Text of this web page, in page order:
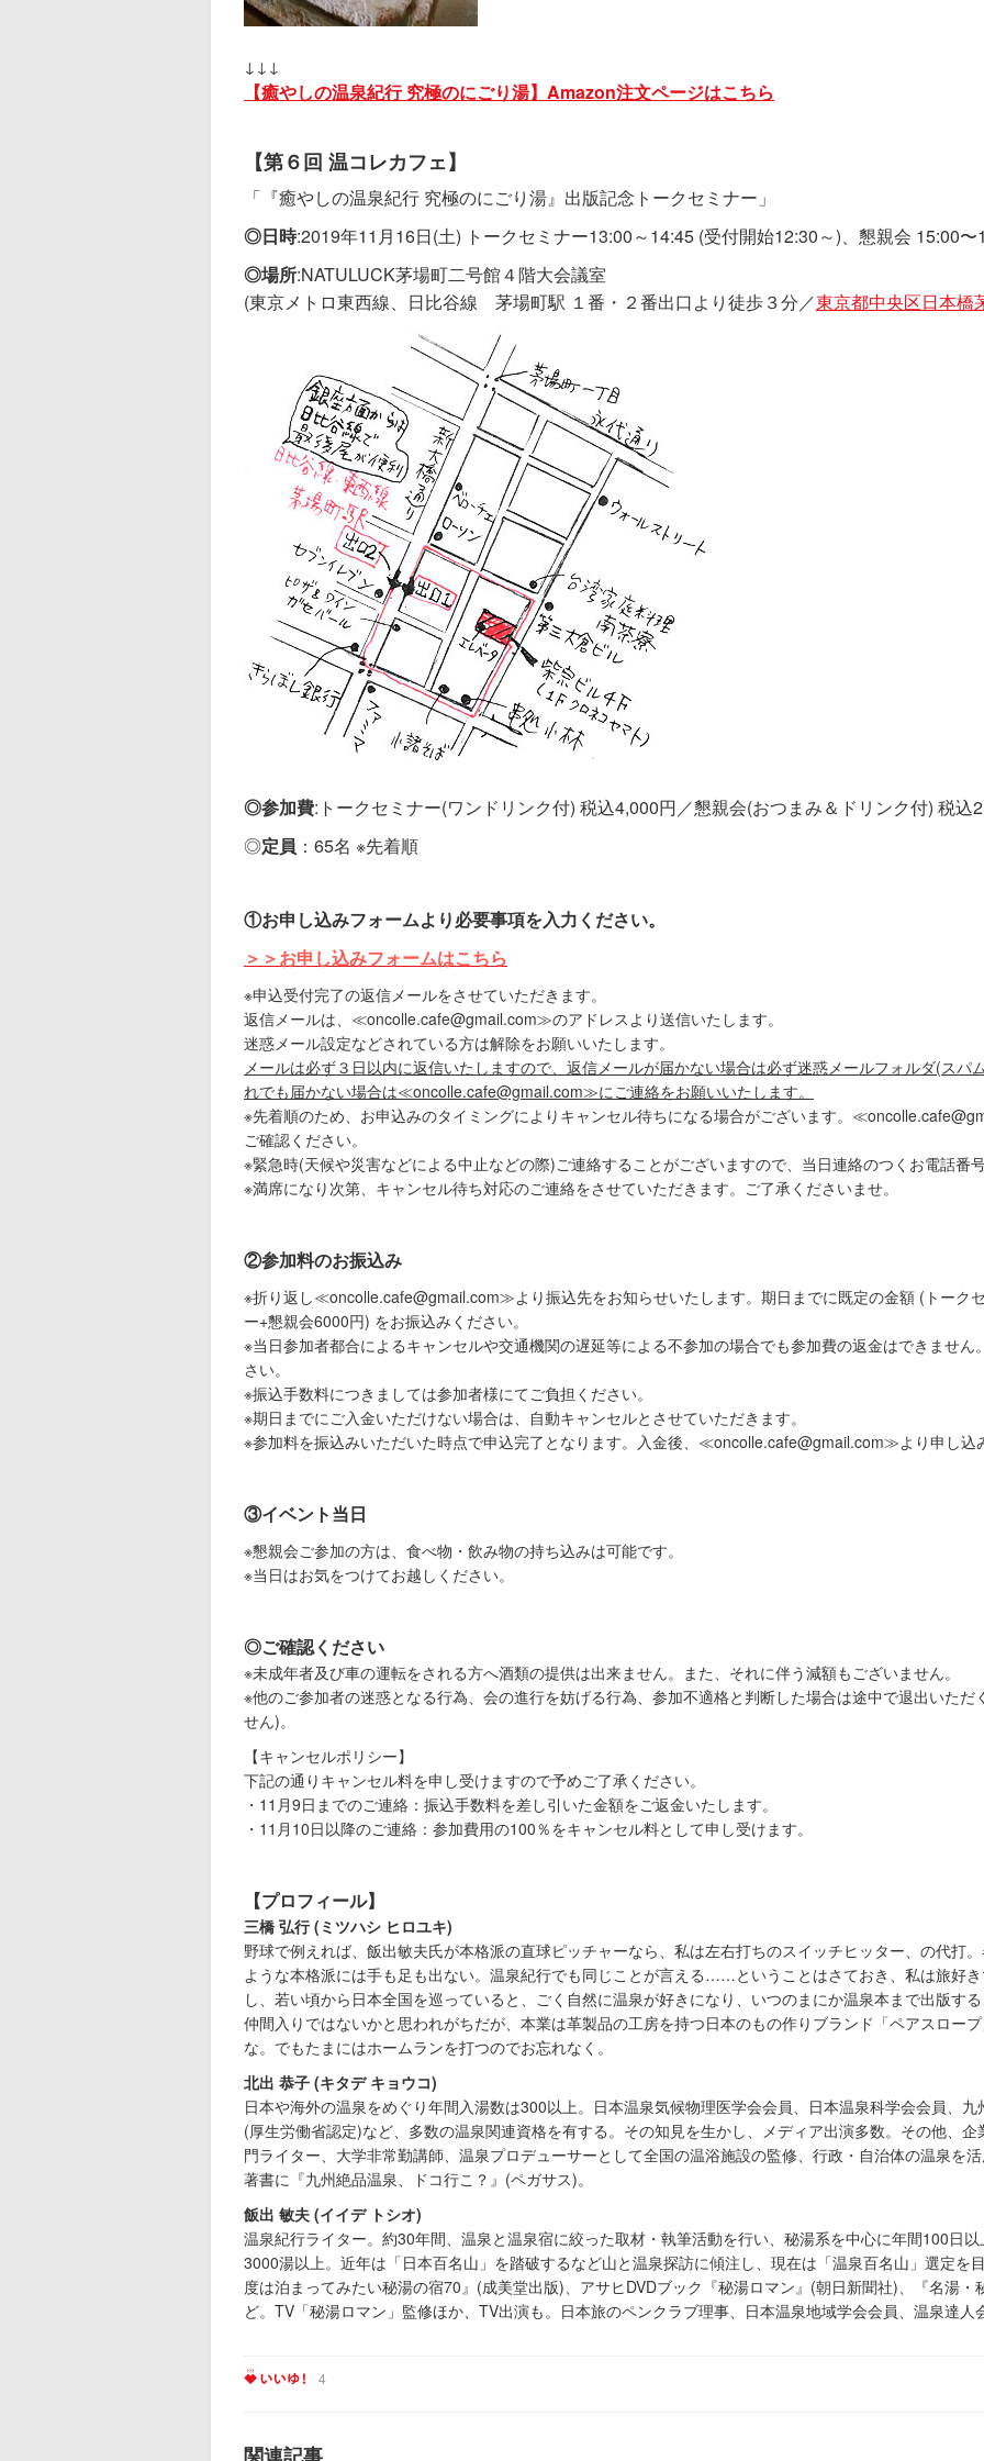
↓↓↓
【癒やしの温泉紀行 究極のにごり湯】Amazon注文ページはこちら
【第６回 温コレカフェ】
「『癒やしの温泉紀行 究極のにごり湯』出版記念トークセミナー」
◎日時:2019年11月16日(土) トークセミナー13:00～14:45 (受付開始12:30～)、懇親会 15:00〜
◎場所:NATULUCK茅場町二号館４階大会議室
(東京メトロ東西線、日比谷線 茅場町駅 １番・２番出口より徒歩３分／東京都中央区日本橋
◎参加費:トークセミナー(ワンドリンク付) 税込4,000円／懇親会(おつまみ＆ドリンク付) 税込
◎定員 ：65名 ※先着順
①お申し込みフォームより必要事項を入力ください。
＞＞お申し込みフォームはこちら
※申込受付完了の返信メールをさせていただきます。
返信メールは、≪oncolle.cafe@gmail.com≫のアドレスより送信いたします。
迷惑メール設定などされている方は解除をお願いいたします。
メールは必ず３日以内に返信いたしますので、返信メールが届かない場合は必ず迷惑メールフォルダ(スパ
れでも届かない場合は≪oncolle.cafe@gmail.com≫にご連絡をお願いいたします。
※先着順のため、お申込みのタイミングによりキャンセル待ちになる場合がございます。
ご確認ください。
※緊急時(天候や災害などによる中止などの際)ご連絡することがございますので、当日連絡のつくお電話番
※満席になり次第、キャンセル待ち対応のご連絡をさせていただきます。ご了承くださいませ。
②参加料のお振込み
※折り返し≪oncolle.cafe@gmail.com≫より振込先をお知らせいたします。期日までに既定の金額 (トーク
ー+懇親会6000円) をお振込みください。
※当日参加者都合によるキャンセルや交通機関の遅延等による不参加の場合でも参加費の返金はできませ
さい。
※振込手数料につきましては参加者様にてご負担ください。
※期日までにご入金いただけない場合は、自動キャンセルとさせていただきます。
※参加料を振込みいただいた時点で申込完了となります。入金後、≪oncolle.cafe@gmail.com≫より申し込
③イベント当日
※懇親会ご参加の方は、食べ物・飲み物の持ち込みは可能です。
※当日はお気をつけてお越しください。
◎ご確認ください
※未成年者及び車の運転をされる方へ酒類の提供は出来ません。また、それに伴う減額もございません。
※他のご参加者の迷惑となる行為、会の進行を妨げる行為、参加不適格と判断した場合は途中で退出いた
せん)。
【キャンセルポリシー】
下記の通りキャンセル料を申し受けますので予めご了承ください。
・11月9日までのご連絡：振込手数料を差し引いた金額をご返金いたします。
・11月10日以降のご連絡：参加費用の100％をキャンセル料として申し受けます。
【プロフィール】
三橋 弘行 (ミツハシ ヒロユキ)
野球で例えれば、飯出敏夫氏が本格派の直球ピッチャーなら、私は左右打ちのスイッチヒッター、の代打
ような本格派には手も足も出ない。温泉紀行でも同じことが言える……ということはさておき、私は旅好
し、若い頃から日本全国を巡っていると、ごく自然に温泉が好きになり、いつのまにか温泉本まで出版す
仲間入りではないかと思われがちだが、本業は革製品の工房を持つ日本のもの作りブランド「ペアスロー
な。でもたまにはホームランを打つのでお忘れなく。
北出 恭子 (キタデ キョウコ)
日本や海外の温泉をめぐり年間入湯数は300以上。日本温泉気候物理医学会会員、日本温泉科学会会員、
(厚生労働省認定)など、多数の温泉関連資格を有する。その知見を生かし、メディア出演多数。その他、
門ライター、大学非常勤講師、温泉プロデューサーとして全国の温浴施設の監修、行政・自治体の温泉を
著書に『九州絶品温泉、ドコ行こ？』(ペガサス)。
飯出 敏夫 (イイデ トシオ)
温泉紀行ライター。約30年間、温泉と温泉宿に絞った取材・執筆活動を行い、秘湯系を中心に年間100日
3000湯以上。近年は「日本百名山」を踏破するなど山と温泉探訪に傾注し、現在は「温泉百名山」選定を
度は泊まってみたい秘湯の宿70』(成美堂出版)、アサヒDVDブック『秘湯ロマン』(朝日新聞社)、『名湯
ど。TV「秘湯ロマン」監修ほか、TV出演も。日本旅のペンクラブ理事、日本温泉地域学会会員、温泉達人
4